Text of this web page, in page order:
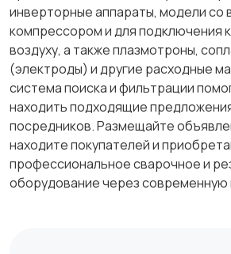
Электро- и
бензопилы
Штроборезы
инверторные аппараты, модели со
компрессором и для подключения
воздуху, а также плазмотроны,
(электроды) и другие расходные
система поиска и фильтрации
находить подходящие
посредников. Размещайте
находите покупателей и
профессиональное сварочное и
оборудование через современную